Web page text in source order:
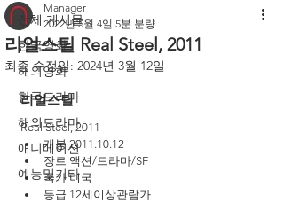
전체 게시물
한국영화
해외영화
한국드라마
해외드라마
애니메이션
예능및기타
리얼스틸 Real Steel, 2011
Manager
2022년 5월 4일 5분 분량
최종 수정일: 2024년 3월 12일
리얼스틸
Real Steel, 2011
개봉 2011.10.12
장르 액션/드라마/SF
국가 미국
등급 12세이상관람가